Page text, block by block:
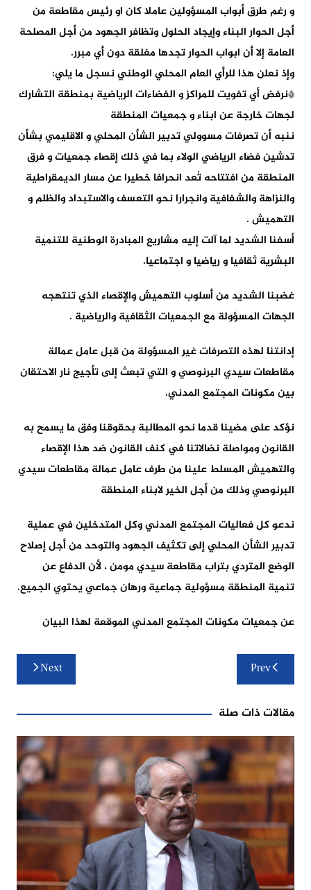
و رغم طرق أبواب المسؤولين عاملا كان او رئيس مقاطعة من
أجل الحوار البناء وإيجاد الحلول وتظافر الجهود من أجل المصلحة
العامة إلا أن ابواب الحوار تجدها مغلقة دون أي مبرر.
وإذ نعلن هذا للرأي العام المحلي الوطني نسجل ما يلي:
*نرفض أي تفويت للمراكز و الفضاءات الرياضية بمنطقة التشارك
لجهات خارجة عن ابناء و جمعيات المنطقة
ننبه أن تصرفات مسوولي تدبير الشأن المحلي و الاقليمي بشأن
تدشين فضاء الرياضي الولاء بما في ذلك إقصاء جمعيات و فرق
المنطقة من افتتاحه تُعد انحرافا خطيرا عن مسار الديمقراطية
والنزاهة والشفافية وانجرارا نحو التعسف والاستبداد والظلم و
التهميش .
أسفنا الشديد لما آلت إليه مشاريع المبادرة الوطنية للتنمية
البشرية ثقافيا و رياضيا و اجتماعيا.
غضبنا الشديد من أسلوب التهميش والإقصاء الذي تنتهجه
الجهات المسؤولة مع الجمعيات الثقافية والرياضية .
إدانتنا لهذه التصرفات غير المسؤولة من قبل عامل عمالة
مقاطعات سيدي البرنوصي و التي تبعث إلى تأجيج نار الاحتقان
بين مكونات المجتمع المدني.
نؤكد على مضينا قدما نحو المطالبة بحقوقنا وفق ما يسمح به
القانون ومواصلة نضالاتنا في كنف القانون ضد هذا الإقصاء
والتهميش المسلط علينا من طرف عامل عمالة مقاطعات سيدي
البرنوصي وذلك من أجل الخير لابناء المنطقة
ندعو كل فعاليات المجتمع المدني وكل المتدخلين في عملية
تدبير الشأن المحلي إلى تكثيف الجهود والتوحد من أجل إصلاح
الوضع المتردي بتراب مقاطعة سيدي مومن ، لأن الدفاع عن
تنمية المنطقة مسؤولية جماعية ورهان جماعي يحتوي الجميع.
عن جمعيات مكونات المجتمع المدني الموقعة لهذا البيان
تصفّح
المقالات
Prev
Next
مقالات ذات صلة